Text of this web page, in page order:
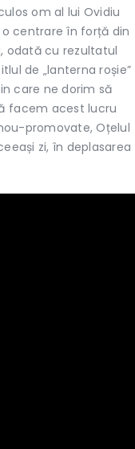
om al lui Ovidiu
centrare în forță din
odată cu rezultatul
de „lanterna roșie”
care ne dorim să
facem acest lucru
promovate, Oțelul
zi, în deplasarea